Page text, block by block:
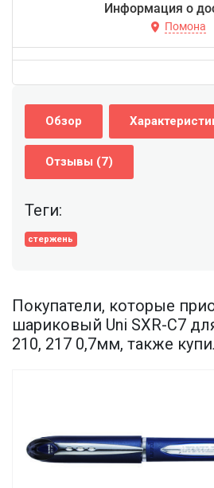
Информация о
Помона
Обзор
Отзывы (7)
Теги:
стержень
Покупатели, которые
шариковый Uni SXR-С7
210, 217 0,7мм, также